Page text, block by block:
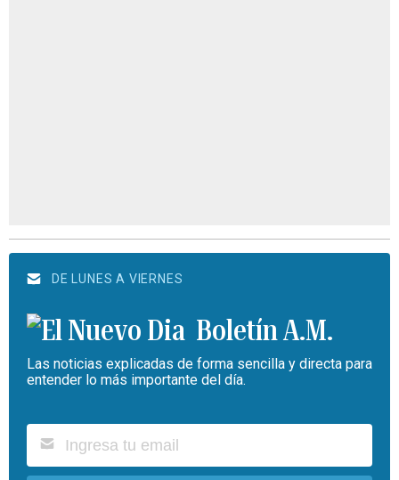
DE LUNES A VIERNES
Boletín A.M.
Las noticias explicadas de forma sencilla y directa para
entender lo más importante del día.